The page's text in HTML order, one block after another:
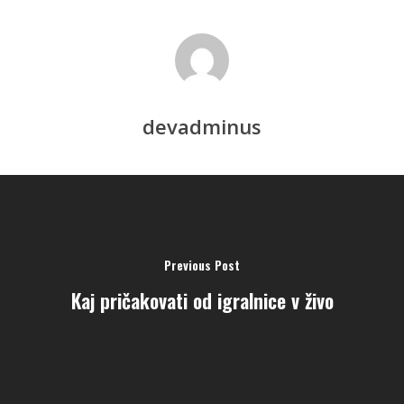
devadminus
Previous Post
Kaj pričakovati od igralnice v živo
808-953-0349